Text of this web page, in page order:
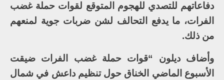
دفاعاتهم للتصدي للهجوم المتوقع لقوات حملة غضب
الفرات، ما يدفع التحالف لشن ضربات جوية لمنعهم
من ذلك.
وأضاف ديلون “قوات حملة غضب الفرات ضيقت
الأسبوع الماضي الخناق حول تنظيم داعش في شمال